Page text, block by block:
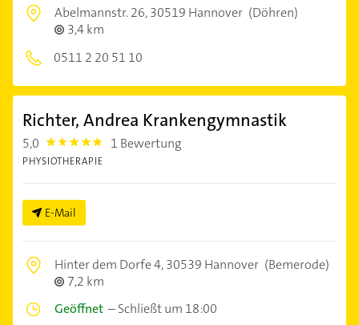
Abelmannstr. 26,30519 Hannover (Döhren)
3,4 km
0511 2 20 51 10
Richter, Andrea Krankengymnastik
5,0 5.0 1 Bewertung
PHYSIOTHERAPIE
E-Mail
Hinter dem Dorfe 4,30539 Hannover (Bemerode)
7,2 km
Geöffnet –Schließt um 18:00